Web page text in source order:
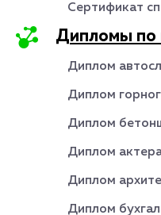
Сертификат
Дипломы по
Диплом
Диплом
Диплом
Диплом
Диплом
Диплом